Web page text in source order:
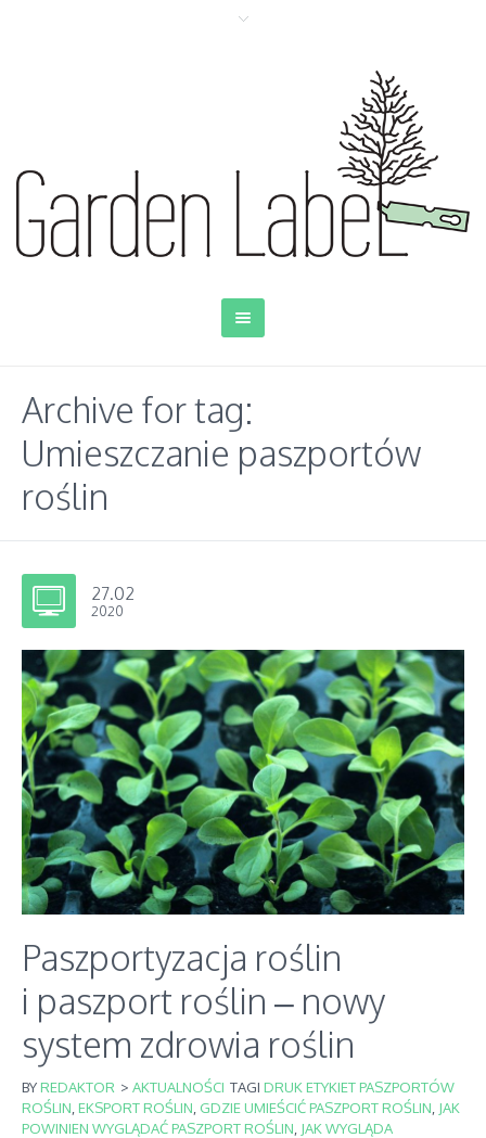
Archive for tag:
Umieszczanie paszportów
roślin
27.02
2020
Paszportyzacja roślin
i paszport roślin – nowy
system zdrowia roślin
BYREDAKTOR > AKTUALNOŚCI TAGI DRUK ETYKIET PASZPORTÓW
ROŚLIN EKSPORT ROŚLIN GDZIE UMIEŚCIĆ PASZPORT ROŚLIN JAK
POWINIEN WYGLĄDAĆ PASZPORT ROŚLIN JAK WYGLĄDA